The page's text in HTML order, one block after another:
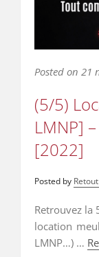
Posted on 21
(5/5)
LMNP]
[2022]
Posted by
Retrouvez la
location
LMNP…) …